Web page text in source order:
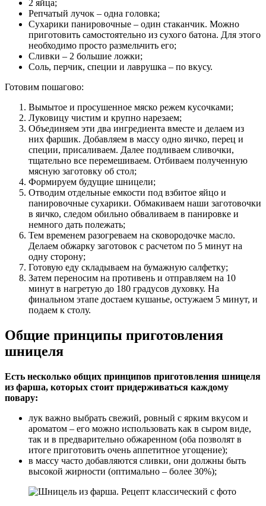
2 яйца;
Репчатый лучок – одна головка;
Сухарики панировочные – один стаканчик. Можно
приготовить самостоятельно из сухого батона. Для этого
необходимо просто размельчить его;
Сливки – 2 большие ложки;
Соль, перчик, специи и лаврушка – по вкусу.
Готовим пошагово:
Вымытое и просушенное мяско режем кусочками;
Луковицу чистим и крупно нарезаем;
Объединяем эти два ингредиента вместе и делаем из
них фаршик. Добавляем в массу одно яичко, перец и
специи, присаливаем. Далее подливаем сливочки,
тщательно все перемешиваем. Отбиваем полученную
мясную заготовку об стол;
Формируем будущие шницели;
Отводим отдельные емкости под взбитое яйцо и
панировочные сухарики. Обмакиваем наши заготовочки
в яичко, следом обильно обваливаем в панировке и
немного дать полежать;
Тем временем разогреваем на сковородочке масло.
Делаем обжарку заготовок с расчетом по 5 минут на
одну сторону;
Готовую еду складываем на бумажную салфетку;
Затем переносим на противень и отправляем на 10
минут в нагретую до 180 градусов духовку. На
финальном этапе достаем кушанье, остужаем 5 минут, и
подаем к столу.
Общие принципы приготовления
шницеля
Есть несколько общих принципов приготовления шницеля
из фарша, которых стоит придерживаться каждому
повару:
лук важно выбрать свежий, ровный с ярким вкусом и
ароматом – его можно использовать как в сыром виде,
так и в предварительно обжаренном (оба позволят в
итоге приготовить очень аппетитное угощение);
в массу часто добавляются сливки, они должны быть
высокой жирности (оптимально – более 30%);